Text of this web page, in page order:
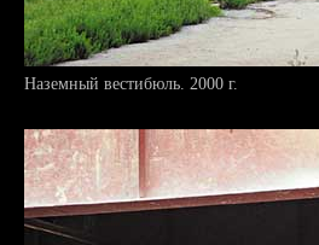
Наземный вестибюль. 2000 г.